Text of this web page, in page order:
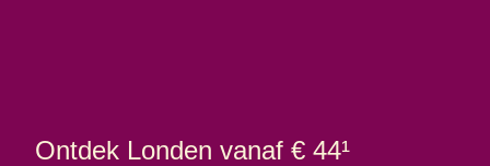
Ontdek Londen vanaf € 44¹